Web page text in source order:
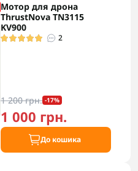
Мотор для дрона
ThrustNova TN3115
KV900
2
1 200 грн. -17%
1 000 грн.
До кошика